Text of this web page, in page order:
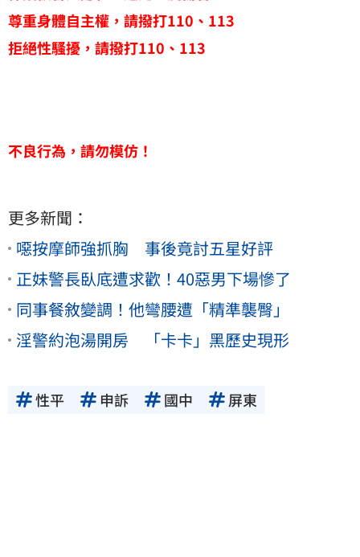
尊重身體自主權，請撥打110、113
拒絕性騷擾，請撥打110、113
不良行為，請勿模仿！
更多新聞：
噁按摩師強抓胸 事後竟討五星好評
正妹警長臥底遭求歡！40惡男下場慘了
同事餐敘變調！他彎腰遭「精準襲臀」
淫警約泡湯開房 「卡卡」黑歷史現形
性平 申訴 國中 屏東